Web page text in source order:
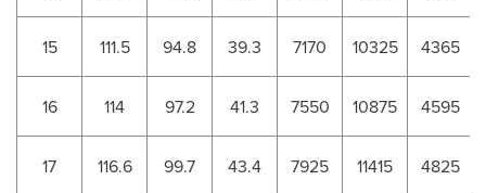
15 111.5 94.8 39.3 7170 10325 4365
16 114 97.2 41.3 7550 10875 4595
17 116.6 99.7 43.4 7925 11415 4825